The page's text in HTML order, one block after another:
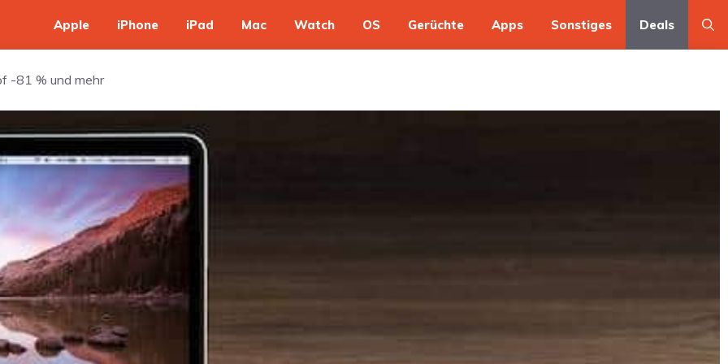
Apple iPhone iPad Mac Watch OS Gerüchte Apps Sonstiges Deals
-81 % und mehr